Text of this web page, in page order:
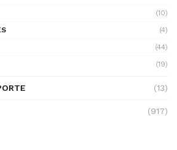
(10)
(4)
(44)
(19)
(13)
(917)